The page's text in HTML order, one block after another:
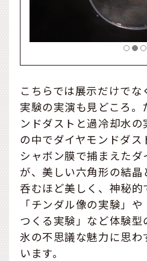
こちらでは展示だけで
実験の実演も見どころ。
ンドダストと過冷却水
の中でダイヤモンドダス
シャボン膜で捕まえたダ
が、美しい六角形の結晶
呑むほど美しく、神秘的
「チンダル像の実験」
つくる実験」など体験
氷の不思議な魅力に思わ
います。